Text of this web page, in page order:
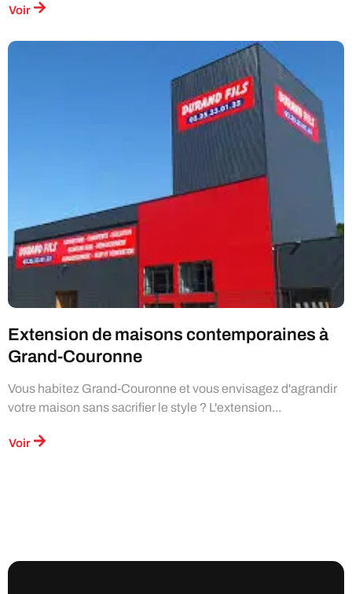
Voir
Extension de maisons contemporaines à
Grand-Couronne
Vous habitez Grand-Couronne et vous envisagez d'agrandir
votre maison sans sacrifier le style ? L'extension...
Voir